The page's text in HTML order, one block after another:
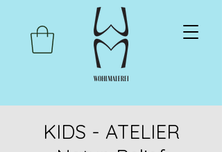
KIDS - ATELIER